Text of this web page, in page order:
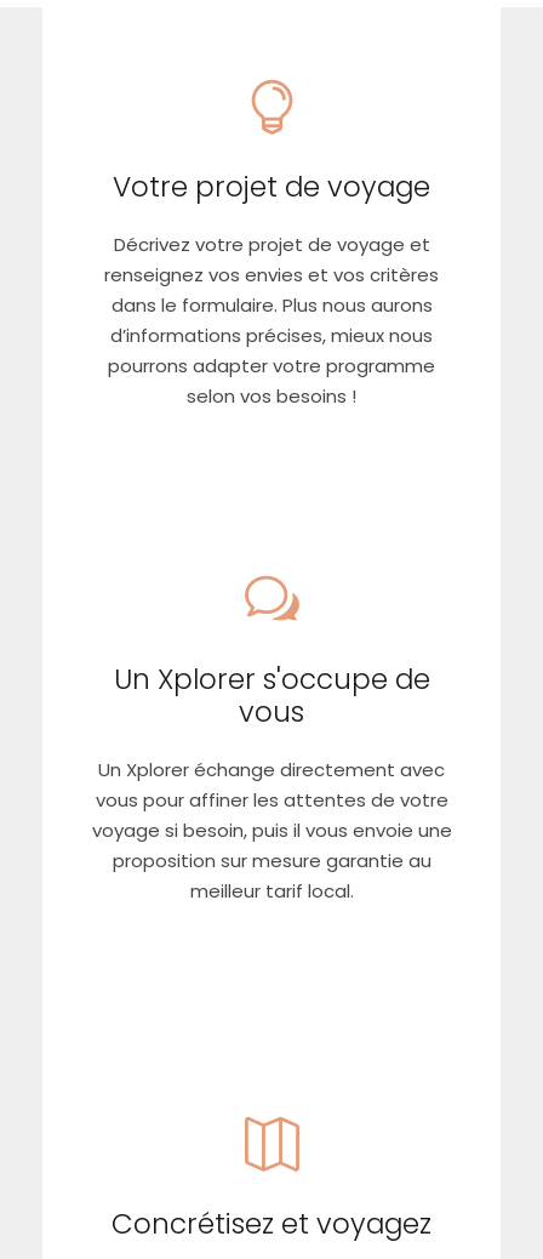
Votre projet de voyage
Décrivez votre projet de voyage et
renseignez vos envies et vos critères
dans le formulaire. Plus nous aurons
d’informations précises, mieux nous
pourrons adapter votre programme
selon vos besoins !
Votre projet de voyage
Un Xplorer s'occupe de
vous
Un Xplorer échange directement avec
vous pour affiner les attentes de votre
voyage si besoin, puis il vous envoie une
proposition sur mesure garantie au
meilleur tarif local.
vous
Concrétisez et voyagez